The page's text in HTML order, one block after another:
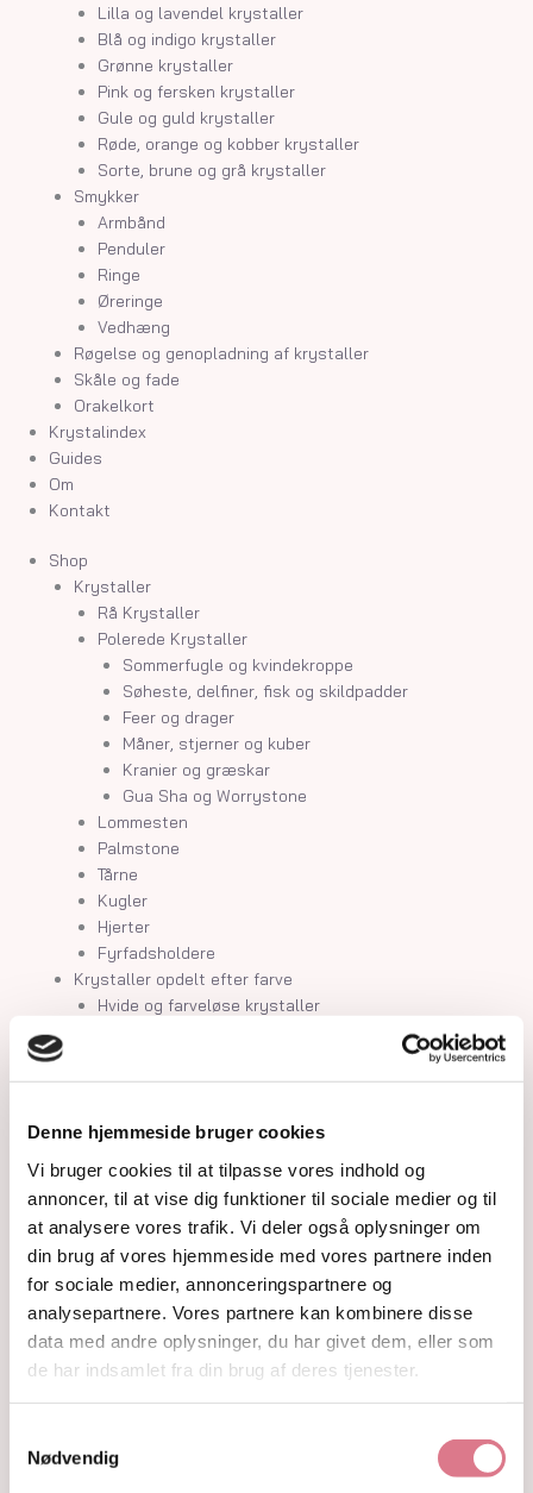
Denne hjemmeside bruger cookies
Vi bruger cookies til at tilpasse vores indhold og
annoncer, til at vise dig funktioner til sociale medier og til
at analysere vores trafik. Vi deler også oplysninger om
din brug af vores hjemmeside med vores partnere inden
for sociale medier, annonceringspartnere og
analysepartnere. Vores partnere kan kombinere disse
data med andre oplysninger, du har givet dem, eller som
de har indsamlet fra din brug af deres tjenester.
Nødvendig
Lilla og lavendel krystaller
Blå og indigo krystaller
Grønne krystaller
Pink og fersken krystaller
Gule og guld krystaller
Røde, orange og kobber krystaller
Sorte, brune og grå krystaller
Smykker
Armbånd
Penduler
Ringe
Øreringe
Vedhæng
Røgelse og genopladning af krystaller
Skåle og fade
Orakelkort
Krystalindex
Guides
Om
Kontakt
Shop
Krystaller
Rå Krystaller
Polerede Krystaller
Sommerfugle og kvindekroppe
Søheste, delfiner, fisk og skildpadder
Feer og drager
Måner, stjerner og kuber
Kranier og græskar
Gua Sha og Worrystone
Lommesten
Palmstone
Tårne
Kugler
Hjerter
Fyrfadsholdere
Krystaller opdelt efter farve
Hvide og farveløse krystaller
Grønne krystaller
Gule og guld krystaller
Røde, orange og kobber krystaller
Sorte, brune og grå krystaller
Smykker
Armbånd
Penduler
Ringe
Øreringe
Vedhæng
Røgelse og genopladning af krystaller
Krystalindex